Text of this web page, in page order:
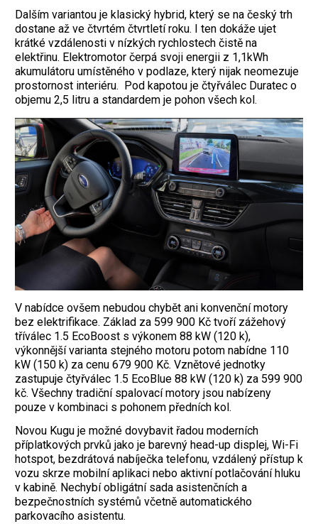
Dalším variantou je klasický hybrid, který se na český trh
dostane až ve čtvrtém čtvrtletí roku. I ten dokáže ujet
krátké vzdálenosti v nízkých rychlostech čistě na
elektřinu. Elektromotor čerpá svoji energii z 1,1kWh
akumulátoru umístěného v podlaze, který nijak neomezuje
prostornost interiéru. Pod kapotou je čtyřválec Duratec o
objemu 2,5 litru a standardem je pohon všech kol.
V nabídce ovšem nebudou chybět ani konvenční motory
bez elektrifikace. Základ za 599 900 Kč tvoří zážehový
tříválec 1.5 EcoBoost s výkonem 88 kW (120 k),
výkonnější varianta stejného motoru potom nabídne 110
kW (150 k) za cenu 679 900 Kč. Vznětové jednotky
zastupuje čtyřválec 1.5 EcoBlue 88 kW (120 k) za 599 900
kč. Všechny tradiční spalovací motory jsou nabízeny
pouze v kombinaci s pohonem předních kol.
Novou Kugu je možné dovybavit řadou moderních
příplatkových prvků jako je barevný head-up displej, Wi-Fi
hotspot, bezdrátová nabíječka telefonu, vzdálený přístup k
vozu skrze mobilní aplikaci nebo aktivní potlačování hluku
v kabině. Nechybí obligátní sada asistenčních a
bezpečnostních systémů včetně automatického
parkovacího asistentu.